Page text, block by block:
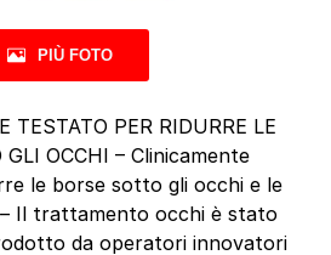
PIÙ FOTO
TESTATO PER RIDURRE LE
GLI OCCHI – Clinicamente
le borse sotto gli occhi e le
Il trattamento occhi è stato
da operatori innovatori